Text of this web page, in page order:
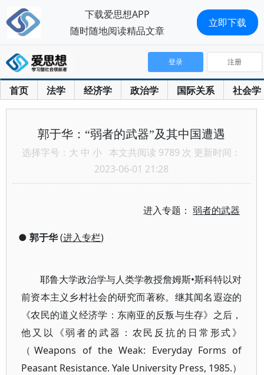
首页 法学 经济学 政治学 国际关系 社会学
登录 注册
郭于华：“弱者的武器”及其中国遭遇
选择字号： 大 中 小 本文共阅读 9789 次 更新时间：
2023-06-01 21:28
进入专题：弱者的武器
● 郭于华(进入专栏)
耶鲁大学政治学与人类学教授詹姆斯•斯科特以对
前资本主义乡村社会的研究而著称。继其闻名遐迩的
《农民的道义经济学：东南亚的反叛与生存》之后，
他又以《弱者的武器：农民反抗的日常形式》
（Weapons of the Weak: Everyday Forms of
Peasant Resistance. Yale University Press, 1985.）
下载爱思想APP
随时随地阅读精品文章
立即下载